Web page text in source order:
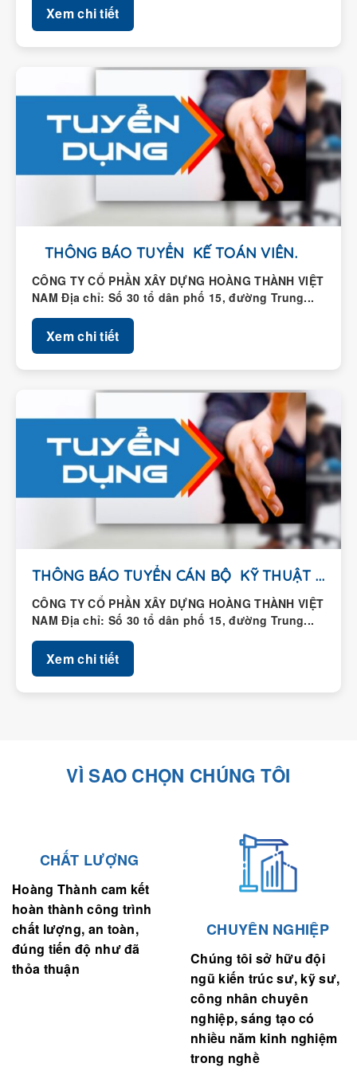
THÔNG BÁO TUYỂN KẾ TOÁN VIÊN.
CÔNG TY CỔ PHẦN XÂY DỰNG HOÀNG THÀNH VIỆT
NAM Địa chỉ: Số 30 tổ dân phố 15, đường Trung...
Xem chi tiết
THÔNG BÁO TUYỂN CÁN BỘ KỸ THUẬT HIỆN...
CÔNG TY CỔ PHẦN XÂY DỰNG HOÀNG THÀNH VIỆT
NAM Địa chỉ: Số 30 tổ dân phố 15, đường Trung...
Xem chi tiết
Hoàng Thành cam kết
hoàn thành công trình
chất lượng, an toàn,
đúng tiến độ như đã
thỏa thuận
Chúng tôi sở hữu đội
ngũ kiến trúc sư, kỹ sư,
công nhân chuyên
nghiệp, sáng tạo có
nhiều năm kinh nghiệm
trong nghề